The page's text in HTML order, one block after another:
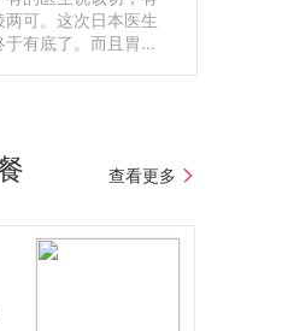
可。这次日本医生
有底了。而且胃镜
查看更多